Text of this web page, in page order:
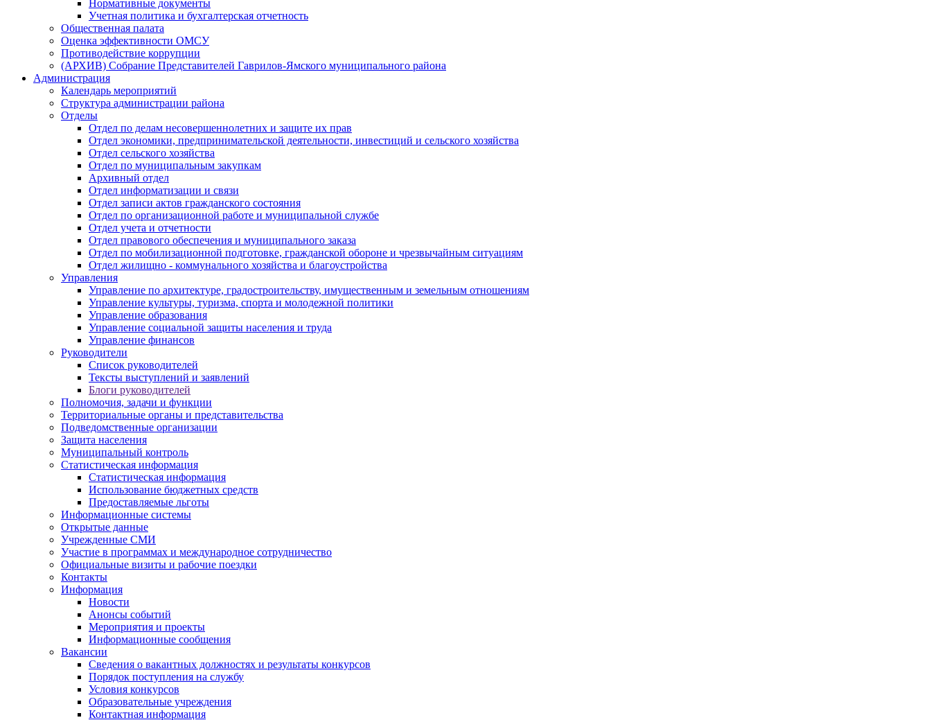
Нормативные документы
Учетная политика и бухгалтерская отчетность
Общественная палата
Оценка эффективности ОМСУ
Противодействие коррупции
(АРХИВ) Собрание Представителей Гаврилов-Ямского муниципального района
Администрация
Календарь мероприятий
Структура администрации района
Отделы
Отдел по делам несовершеннолетних и защите их прав
Отдел экономики, предпринимательской деятельности, инвестиций и сельского хозяйства
Отдел сельского хозяйства
Отдел по муниципальным закупкам
Архивный отдел
Отдел информатизации и связи
Отдел записи актов гражданского состояния
Отдел по организационной работе и муниципальной службе
Отдел учета и отчетности
Отдел правового обеспечения и муниципального заказа
Отдел по мобилизационной подготовке, гражданской обороне и чрезвычайным ситуациям
Отдел жилищно - коммунального хозяйства и благоустройства
Управления
Управление по архитектуре, градостроительству, имущественным и земельным отношениям
Управление культуры, туризма, спорта и молодежной политики
Управление образования
Управление социальной защиты населения и труда
Управление финансов
Руководители
Список руководителей
Тексты выступлений и заявлений
Блоги руководителей
Полномочия, задачи и функции
Территориальные органы и представительства
Подведомственные организации
Защита населения
Муниципальный контроль
Статистическая информация
Статистическая информация
Использование бюджетных средств
Предоставляемые льготы
Информационные системы
Открытые данные
Учрежденные СМИ
Участие в программах и международное сотрудничество
Официальные визиты и рабочие поездки
Контакты
Информация
Новости
Анонсы событий
Мероприятия и проекты
Информационные сообщения
Вакансии
Сведения о вакантных должностях и результаты конкурсов
Порядок поступления на службу
Условия конкурсов
Образовательные учреждения
Контактная информация